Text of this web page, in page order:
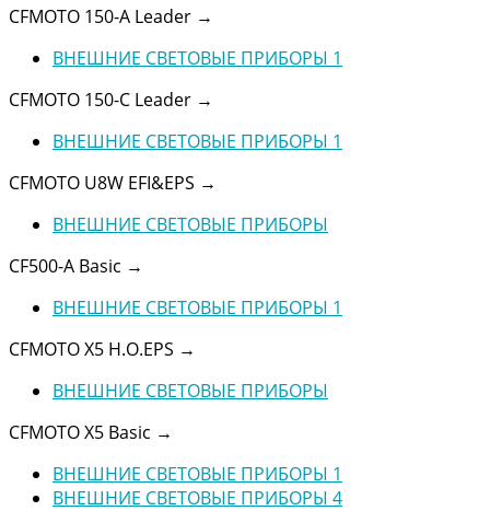
CFMOTO 150-A Leader →
ВНЕШНИЕ СВЕТОВЫЕ ПРИБОРЫ 1
CFMOTO 150-C Leader →
ВНЕШНИЕ СВЕТОВЫЕ ПРИБОРЫ 1
CFMOTO U8W EFI&EPS →
ВНЕШНИЕ СВЕТОВЫЕ ПРИБОРЫ
CF500-A Basic →
ВНЕШНИЕ СВЕТОВЫЕ ПРИБОРЫ 1
CFMOTO X5 H.O.EPS →
ВНЕШНИЕ СВЕТОВЫЕ ПРИБОРЫ
CFMOTO X5 Basic →
ВНЕШНИЕ СВЕТОВЫЕ ПРИБОРЫ 1
ВНЕШНИЕ СВЕТОВЫЕ ПРИБОРЫ 4